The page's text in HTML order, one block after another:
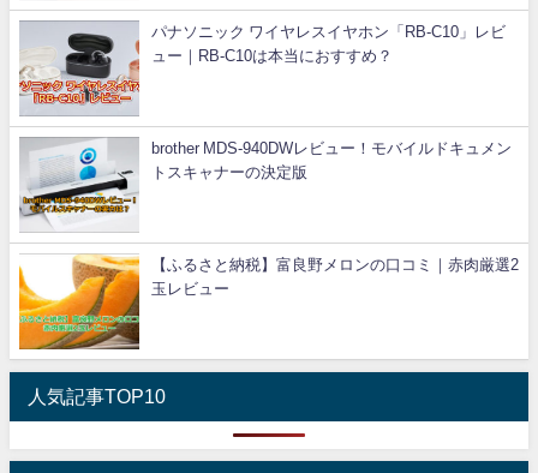
パナソニック ワイヤレスイヤホン「RB-C10」レビ
ュー｜RB-C10は本当におすすめ？
brother MDS-940DWレビュー！モバイルドキュメン
トスキャナーの決定版
【ふるさと納税】富良野メロンの口コミ｜赤肉厳選2
玉レビュー
人気記事TOP10